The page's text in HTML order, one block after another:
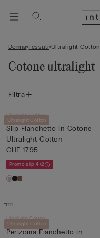
Donna Tessuti Ultralight Cotton
Cotone ultralight
Filtra
Ultralight Cotton
Ultralight Cotton
Slip Fianchetto in Cotone
Ultralight Cotton
CHF 17.95
Promo slip 4+2
Ultralight Cotton
Ultralight Cotton
Perizoma Fianchetto in